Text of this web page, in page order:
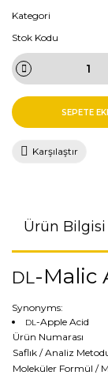
Kategori
Stok Kodu
SEPETE
Karşılaştır
Ürün Bilgisi
DL-Malic
Synonyms:
DL -Apple Acid
Ürün Numarası
Saflık / Analiz
Moleküler Formül /